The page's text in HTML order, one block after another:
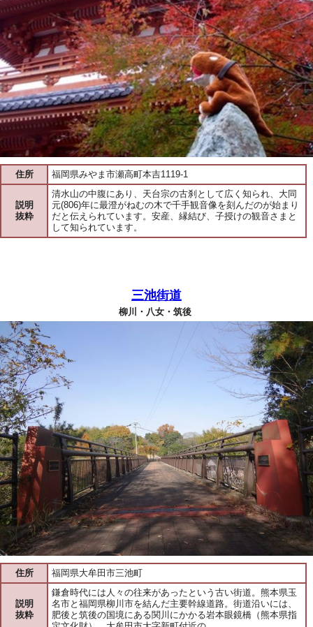
住所 福岡県みやま市瀬高町本吉1119-1
説明
抜粋
清水山の中腹にあり、天台宗の古刹として広く知られ、大同
元(806)年に最澄がねむの木で千手観音像を刻んだのが始まり
だと伝えられています。安産、縁結び、子授けの観音さまと
して知られています。
三池街道
柳川・八女・筑後
住所 福岡県大牟田市三池町
説明
抜粋
鎌倉時代には人々の往来があったという古い街道。熊本県玉
名市と福岡県柳川市を結んだ主要幹線道路。街道沿いには、
肥後と筑後の国境にある関川にかかる岩本眼鏡橋（熊本県指